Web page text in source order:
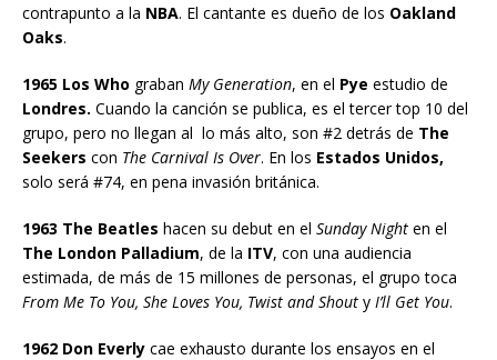
contrapunto a la NBA. El cantante es dueño de los Oakland
Oaks.
1965 Los Who graban My Generation, en el Pye estudio de
Londres. Cuando la canción se publica, es el tercer top 10 del
grupo, pero no llegan al lo más alto, son #2 detrás de The
Seekers con The Carnival Is Over. En los Estados Unidos,
solo será #74, en pena invasión británica.
1963 The Beatles hacen su debut en el Sunday Night en el
The London Palladium, de la ITV, con una audiencia
estimada, de más de 15 millones de personas, el grupo toca
From Me To You, She Loves You, Twist and Shout y I’ll Get You.
1962 Don Everly cae exhausto durante los ensayos en el